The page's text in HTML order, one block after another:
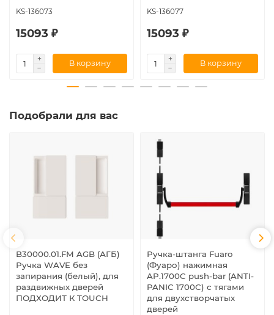
KS-136073
15093 ₽
В корзину
KS-136077
15093 ₽
В корзину
Подобрали для вас
B30000.01.FM AGB (АГБ)
Ручка WAVE без
запирания (белый), для
раздвижных дверей
ПОДХОДИТ К TOUCH
Ручка-штанга Fuaro
(Фуаро) нажимная
AP.1700C push-bar (ANTI-
PANIC 1700С) с тягами
для двухстворчатых
дверей